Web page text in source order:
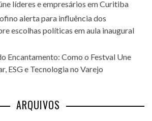
líderes e empresários em Curitiba
alerta para influência dos
escolhas políticas em aula inaugural
Encantamento: Como o Festval Une
ESG e Tecnologia no Varejo
ARQUIVOS